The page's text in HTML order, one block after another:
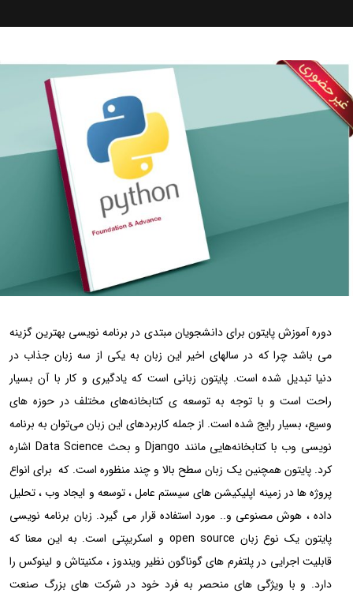
دوره آموزش پایتون برای دانشجویان مبتدی در برنامه­ نویسی بهترین گزینه
می باشد چرا که در سالهای اخیر این زبان به یکی از سه زبان جذاب در
دنیا تبدیل شده ­است. پایتون زبانی است که یادگیری و کار با آن بسیار
راحت است و با توجه به توسعه ی کتابخانه‌های مختلف در حوزه های
وسیع، بسیار رایج شده است. از جمله کاربردهای این زبان می‌توان به برنامه
نویسی وب با کتابخانه‌هایی مانند Django و بحث Data Science اشاره
کرد. پایتون همچنین یک زبان سطح بالا و چند منظوره است. که برای انواع
پروژه ها در زمینه اپلیکیشن های سیستم عامل ، توسعه و ایجاد وب ، تحلیل
داده ، هوش مصنوعی و.. مورد استفاده قرار می گیرد. زبان برنامه نویسی
پایتون یک نوع زبان open source و اسکریپتی است. به این معنا که
قابلیت اجرایی در پلتفرم های گوناگون نظیر ویندوز ، مکنیتاش و لینوکس را
دارد. و با ویژگی های منحصر به فرد خود در شرکت های بزرگ صنعت